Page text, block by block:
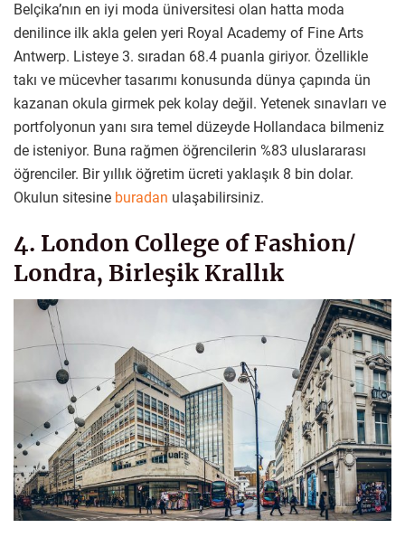
Belçika’nın en iyi moda üniversitesi olan hatta moda
denilince ilk akla gelen yeri Royal Academy of Fine Arts
Antwerp. Listeye 3. sıradan 68.4 puanla giriyor. Özellikle
takı ve mücevher tasarımı konusunda dünya çapında ün
kazanan okula girmek pek kolay değil. Yetenek sınavları ve
portfolyonun yanı sıra temel düzeyde Hollandaca bilmeniz
de isteniyor. Buna rağmen öğrencilerin %83 uluslararası
öğrenciler. Bir yıllık öğretim ücreti yaklaşık 8 bin dolar.
Okulun sitesine buradan ulaşabilirsiniz.
4. London College of Fashion/
Londra, Birleşik Krallık